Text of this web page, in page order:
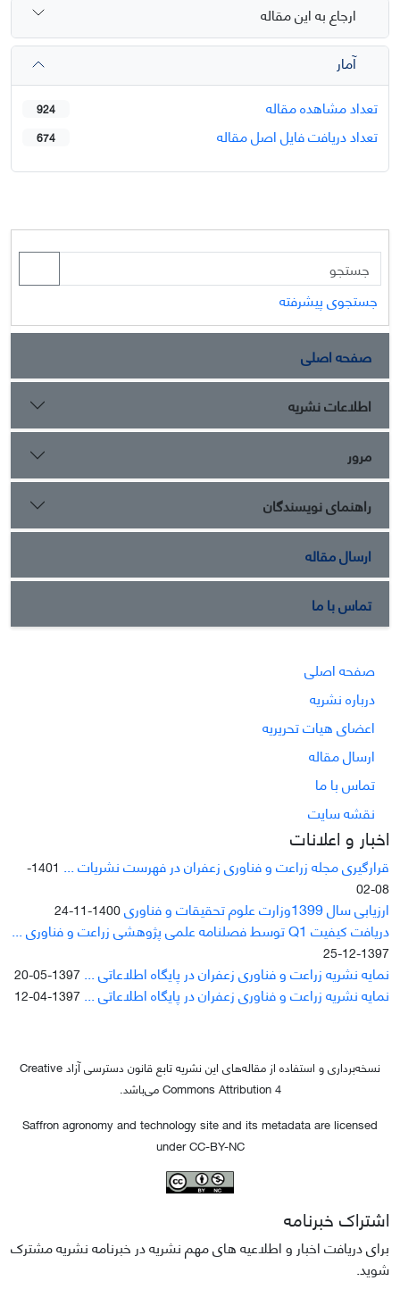
ارجاع به این مقاله
آمار
تعداد مشاهده مقاله
924
تعداد دریافت فایل اصل مقاله 674
جستجوی پیشرفته
صفحه اصلی
اطلاعات نشریه
مرور
راهنمای نویسندگان
ارسال مقاله
تماس با ما
صفحه اصلی
درباره نشریه
اعضای هیات تحریریه
ارسال مقاله
تماس با ما
نقشه سایت
اخبار و اعلانات
قرارگیری مجله زراعت و فناوری زعفران در فهرست نشریات ...
1401-
08-02
ارزیابی سال 1399وزارت علوم تحقیقات و فناوری 1400-11-24
دریافت کیفیت Q1 توسط فصلنامه علمی پژوهشی زراعت و فناوری ...
1397-12-25
نمایه نشریه زراعت و فناوری زعفران در پایگاه اطلاعاتی ... 1397-05-20
نمایه نشریه زراعت و فناوری زعفران در پایگاه اطلاعاتی ... 1397-04-12
نسخه‌برداری و استفاده از مقاله‌های این نشریه تابع قانون دسترسی آزاد Creative
Commons Attribution 4 می‌باشد.
Saffron agronomy and technology site and its metadata are licensed
under CC-BY-NC
اشتراک خبرنامه
برای دریافت اخبار و اطلاعیه های مهم نشریه در خبرنامه نشریه مشترک
شوید.